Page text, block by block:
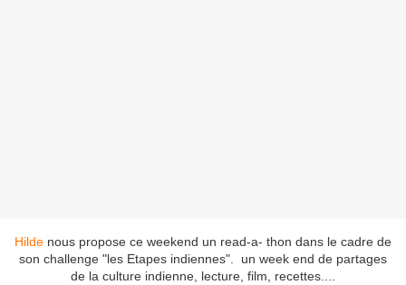
Hilde nous propose ce weekend un read-a- thon dans le cadre de
son challenge "les Etapes indiennes". un week end de partages
de la culture indienne, lecture, film, recettes....